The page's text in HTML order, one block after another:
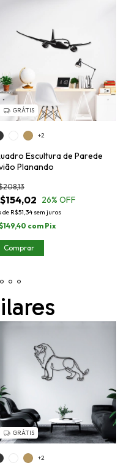
GRÁTIS
Escultura de Parede
Planando
26% OFF
de R$51,34 sem juros
com Pix
+2
Comprar
GRÁTIS
+2